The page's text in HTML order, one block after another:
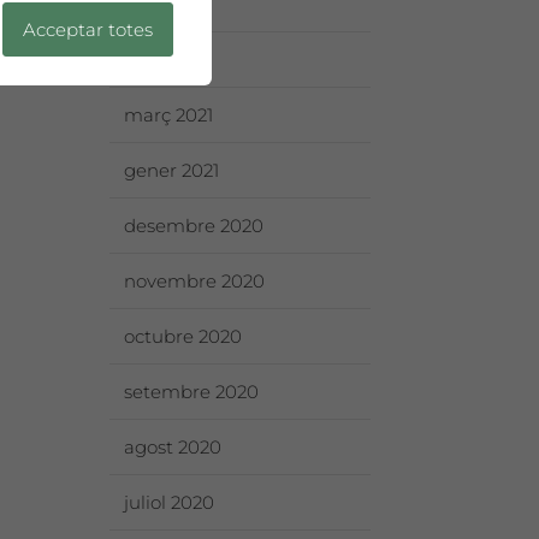
abril 2021
març 2021
gener 2021
desembre 2020
novembre 2020
octubre 2020
setembre 2020
agost 2020
juliol 2020
Acceptar totes